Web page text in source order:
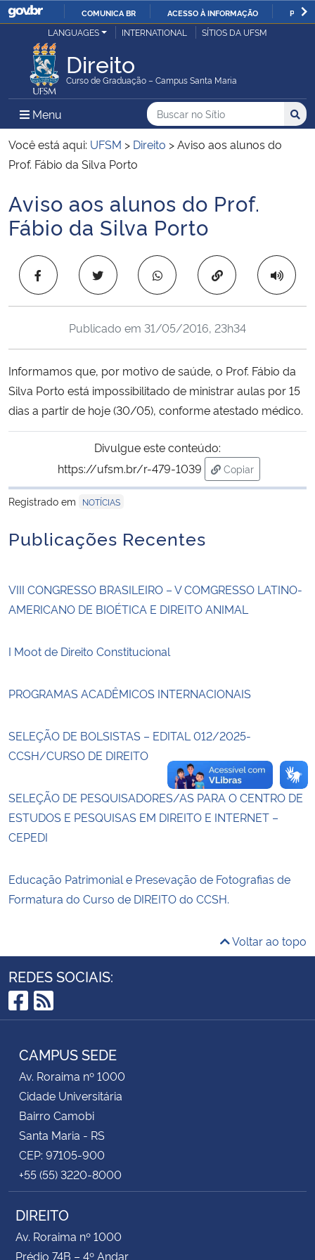
IR
COMUNICA BR ACESSO À INFORMAÇÃO
Ministério da Justiça e Segurança Pública
Ministério da Defesa
Ministério das Relações Exteriores
Ministério da Infraestrutura
Ministério da Educação
Ministério da Cidadania
Ministério de Minas e Energia
Ministério do Meio Ambiente
Ministério do Desenvolvimento Regional
Controladoria-Geral da União
Secretaria de Governo
Gabinete de Segurança Institucional
Banco Central do Brasil
LANGUAGES INTERNATIONAL SÍTIOS DA UFSM
Direito
Curso de Graduação – Campus Santa Maria
Menu Menu Principal do Sítio
Busca
Buscar no no Sítio
Busca:
Você está aqui: UFSM > Direito >Aviso aos alunos do
Prof. Fábio da Silva Porto
Início do conteúdo
Aviso aos alunos do Prof.
Fábio da Silva Porto
Copiar para área
Publicado em 31/05/2016, 23h34
Informamos que, por motivo de saúde, o Prof. Fábio da
Silva Porto está impossibilitado de ministrar aulas por 15
dias a partir de hoje (30/05), conforme atestado médico.
Divulgue este conteúdo:
https://ufsm.br/r-479-1039
Copiar
para área de
Registrado em
NOTÍCIAS
Publicações Recentes
VIII CONGRESSO BRASILEIRO – V COMGRESSO LATINO-
AMERICANO DE BIOÉTICA E DIREITO ANIMAL
I Moot de Direito Constitucional
PROGRAMAS ACADÊMICOS INTERNACIONAIS
SELEÇÃO DE BOLSISTAS – EDITAL 012/2025-
CCSH/CURSO DE DIREITO
SELEÇÃO DE PESQUISADORES/AS PARA O CENTRO DE
ESTUDOS E PESQUISAS EM DIREITO E INTERNET –
CEPEDI
Educação Patrimonial e Presevação de Fotografias de
Formatura do Curso de DIREITO do CCSH.
Voltar ao topo
REDES SOCIAIS:
Facebook
RSS
CAMPUS SEDE
Av. Roraima nº 1000
Cidade Universitária
Bairro Camobi
Santa Maria - RS
CEP: 97105-900
+55 (55) 3220-8000
DIREITO
Av. Roraima nº 1000
Prédio 74B – 4º Andar